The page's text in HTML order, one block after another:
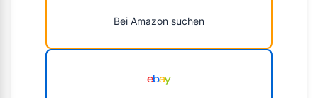
Bei Amazon suchen